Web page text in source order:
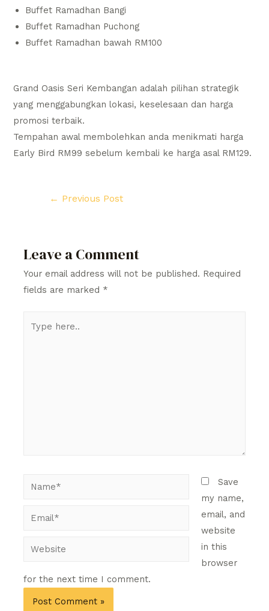
Buffet Ramadhan Bangi
Buffet Ramadhan Puchong
Buffet Ramadhan bawah RM100
Grand Oasis Seri Kembangan adalah pilihan strategik
yang menggabungkan lokasi, keselesaan dan harga
promosi terbaik.
Tempahan awal membolehkan anda menikmati harga
Early Bird RM99 sebelum kembali ke harga asal RM129.
← Previous Post
Leave a Comment
Your email address will not be published. Required
fields are marked *
here..
Name*
Email*
Website
Save
my name,
email, and
website
in this
browser
for the next time I comment.